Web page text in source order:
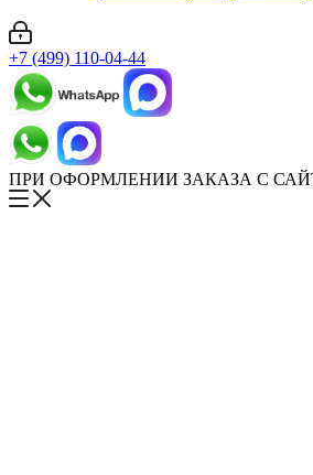
+7 (499) 110-04-44
ПРИ ОФОРМЛЕНИИ ЗАКАЗА С